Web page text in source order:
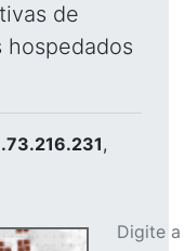
de
hospedados
,
Digite